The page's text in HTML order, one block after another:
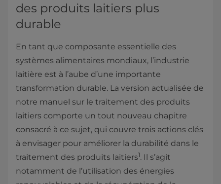
des produits laitiers plus
durable
En tant que composante essentielle des
systèmes alimentaires mondiaux, l’industrie
laitière est à l’aube d’une importante
transformation durable. La version actualisée de
notre manuel sur le traitement des produits
laitiers comporte un tout nouveau chapitre
consacré à ce sujet, qui couvre trois actions clés
à envisager pour améliorer la durabilité dans le
traitement des produits laitiers1. Il s’agit
notamment de l’utilisation des énergies